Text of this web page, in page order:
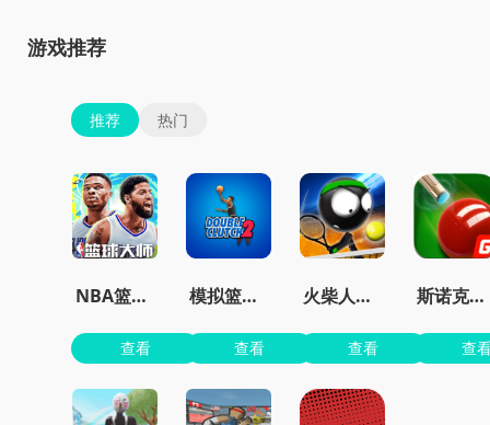
游戏推荐
推荐 热门
NBA篮球大师免费
查看
模拟篮球赛2最新版
查看
火柴人网球2015
查看
斯诺克明星
查